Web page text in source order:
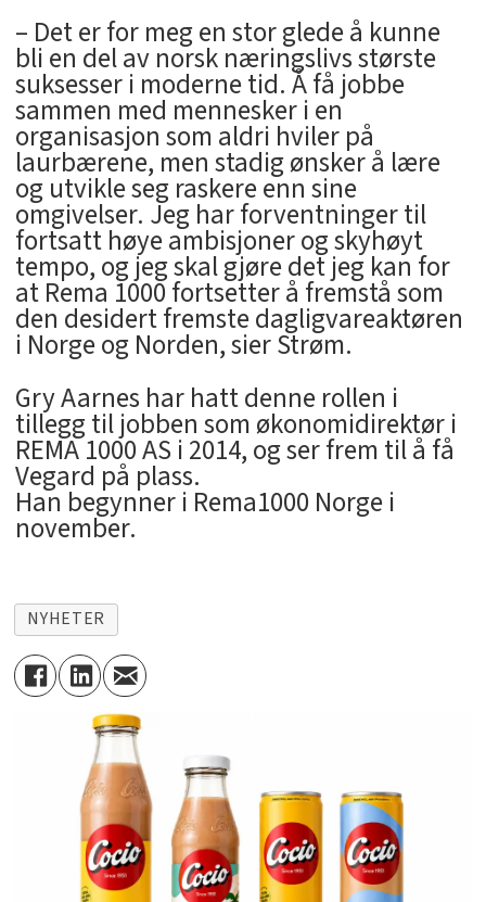
– Det er for meg en stor glede å kunne
bli en del av norsk næringslivs største
suksesser i moderne tid. Å få jobbe
sammen med mennesker i en
organisasjon som aldri hviler på
laurbærene, men stadig ønsker å lære
og utvikle seg raskere enn sine
omgivelser. Jeg har forventninger til
fortsatt høye ambisjoner og skyhøyt
tempo, og jeg skal gjøre det jeg kan for
at Rema 1000 fortsetter å fremstå som
den desidert fremste dagligvareaktøren
i Norge og Norden, sier Strøm.
Gry Aarnes har hatt denne rollen i
tillegg til jobben som økonomidirektør i
REMA 1000 AS i 2014, og ser frem til å få
Vegard på plass.
Han begynner i Rema1000 Norge i
november.
NYHETER